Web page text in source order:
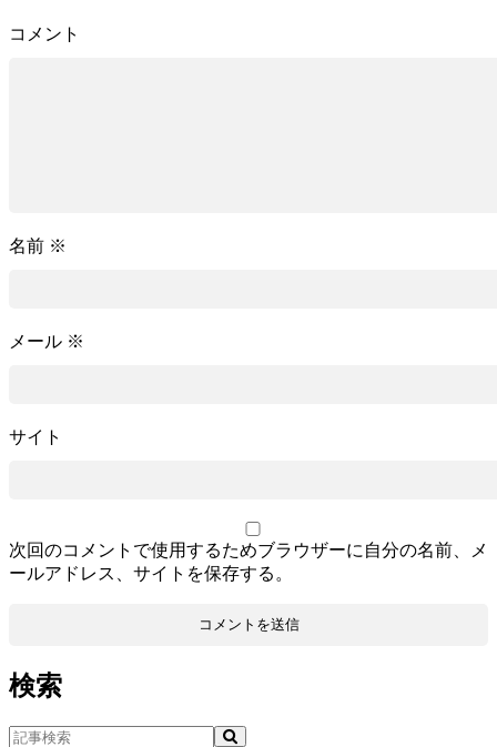
コメント
名前 ※
メール ※
サイト
次回のコメントで使用するためブラウザーに自分の名前、メ
ールアドレス、サイトを保存する。
検索